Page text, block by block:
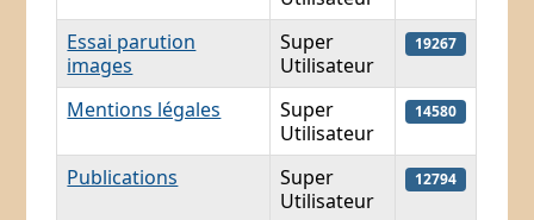
Essai parution
images
Super
Utilisateur
19267
Mentions légales
Super
Utilisateur
14580
Publications
Super
Utilisateur
12794